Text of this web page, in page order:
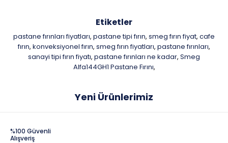
Etiketler
pastane fırınları fiyatları, pastane tipi fırın, smeg fırın fiyat, cafe
fırın, konveksiyonel fırın, smeg fırın fiyatları, pastane fırınları,
sanayi tipi fırın fiyatı, pastane fırınları ne kadar, Smeg
Alfa144GH1 Pastane Fırını,
Yeni Ürünlerimiz
%100 Güvenli
Alışveriş